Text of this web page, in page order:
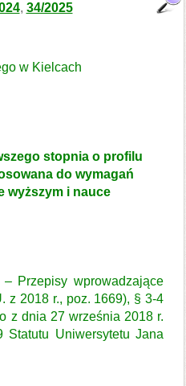
, 34/2025
w Kielcach
stopnia o profilu
do wymagań
wyższym i nauce
Przepisy wprowadzające
z 2018 r., poz. 1669), § 3-4
z dnia 27 września 2018 r.
Uniwersytetu Jana